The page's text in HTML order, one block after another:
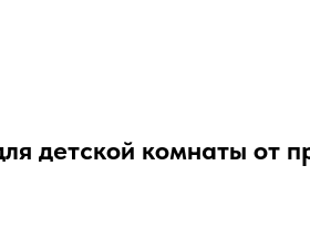
детской комнаты от